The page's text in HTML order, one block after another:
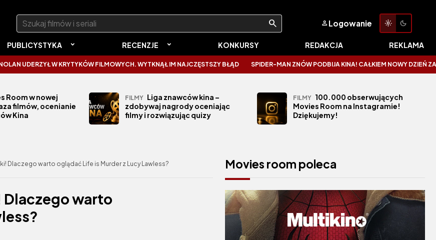
Szukaj:
Logowanie
PUBLICYSTYKA RECENZJE KONKURSY REDAKCJA REKLAMA
W KRYTYKÓW FILMOWYCH. WYTKNĄŁ IM NAJCZĘSTSZY BŁĄD SPIDER-MAN ZNÓW PODBIJA KINA! CAŁKIEM NOWY DZIEŃ ZALICZA
Room w nowej
filmów, ocenianie
Kina
FILMY Liga znawców kina –
zdobywaj nagrody oceniając
filmy i rozwiązując quizy
FILMY 100.000 obserwujących
Movies Room na Instagramie!
Dziękujemy!
Dlaczego warto oglądać Life is Murder z Lucy Lawless?
warto
Movies room poleca